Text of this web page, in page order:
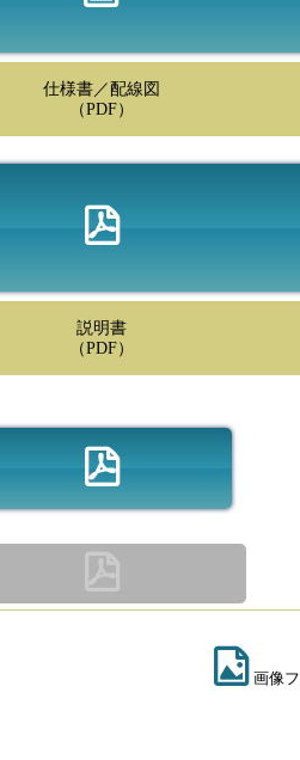
仕様書／配線図
（PDF）
説明書
（PDF）
画像